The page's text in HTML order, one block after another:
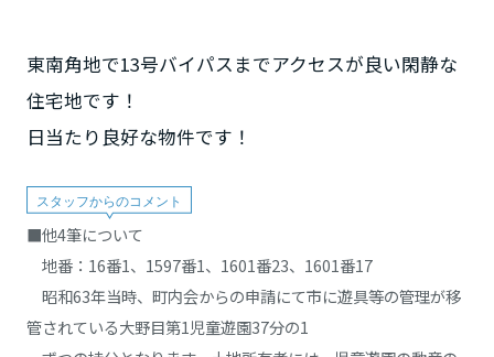
東南角地で13号バイパスまでアクセスが良い閑静な
住宅地です！
日当たり良好な物件です！
■他4筆について
地番：16番1、1597番1、1601番23、1601番17
昭和63年当時、町内会からの申請にて市に遊具等の管理が移
管されている大野目第1児童遊園37分の1